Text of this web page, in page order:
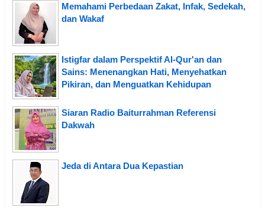
Memahami Perbedaan Zakat, Infak, Sedekah,
dan Wakaf
Istigfar dalam Perspektif Al-Qur'an dan
Sains: Menenangkan Hati, Menyehatkan
Pikiran, dan Menguatkan Kehidupan
Siaran Radio Baiturrahman Referensi
Dakwah
Jeda di Antara Dua Kepastian